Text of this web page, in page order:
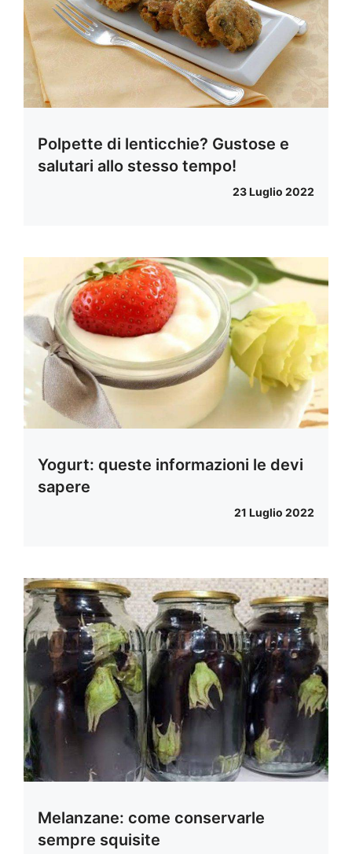
Polpette di lenticchie? Gustose e
salutari allo stesso tempo!
23 Luglio 2022
Yogurt: queste informazioni le devi
sapere
21 Luglio 2022
Melanzane: come conservarle
sempre squisite